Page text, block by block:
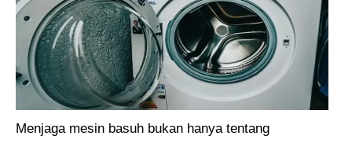
Menjaga mesin basuh bukan hanya tentang